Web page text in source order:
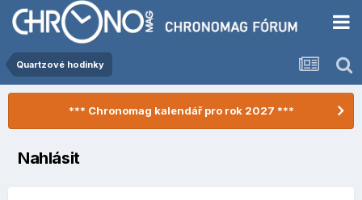
Quartzové hodinky
*** Chronomag kalendář pro rok 2027 ***
Nahlásit